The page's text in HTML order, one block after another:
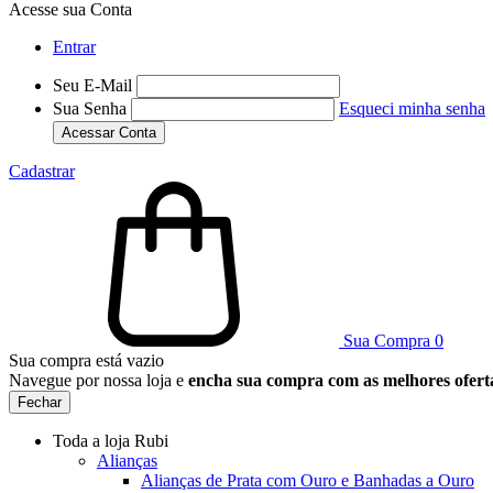
Acesse sua Conta
Entrar
Seu E-Mail
Sua Senha
Esqueci minha senha
Acessar Conta
Cadastrar
Sua Compra 0
Sua compra está vazio
Navegue por nossa loja e encha sua compra com as melhores
Fechar
Toda a loja Rubi
Alianças
Alianças de Prata com Ouro e Banhadas a Ouro